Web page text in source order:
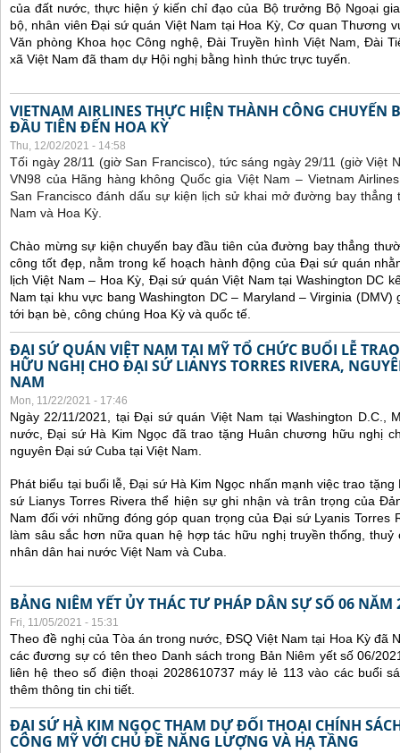
của đất nước, thực hiện ý kiến chỉ đạo của Bộ trưởng Bộ Ngoại
bộ, nhân viên Đại sứ quán Việt Nam tại Hoa Kỳ, Cơ quan Thương
Văn phòng Khoa học Công nghệ, Đài Truyền hình Việt Nam, Đài
xã Việt Nam đã tham dự Hội nghị bằng hình thức trực tuyến.
VIETNAM AIRLINES THỰC HIỆN THÀNH CÔNG CHUYẾN
ĐẦU TIÊN ĐẾN HOA KỲ
Thu, 12/02/2021 - 14:58
Tối ngày 28/11 (giờ San Francisco), tức sáng ngày 29/11 (giờ Việt
VN98 của Hãng hàng không Quốc gia Việt Nam – Vietnam
San Francisco đánh dấu sự kiện lịch sử khai mở đường bay
Nam và Hoa Kỳ.
Chào mừng sự kiện chuyến bay đầu tiên của đường bay thẳng
công tốt đẹp, nằm trong kế hoạch hành động của Đại sứ quán
lịch Việt Nam – Hoa Kỳ, Đại sứ quán Việt Nam tại Washington DC
Nam tại khu vực bang Washington DC – Maryland – Virginia
tới bạn bè, công chúng Hoa Kỳ và quốc tế.
ĐẠI SỨ QUÁN VIỆT NAM TẠI MỸ TỔ CHỨC BUỔI LỄ
HỮU NGHỊ CHO ĐẠI SỨ LIANYS TORRES RIVERA,
NAM
Mon, 11/22/2021 - 17:46
Ngày 22/11/2021, tại Đại sứ quán Việt Nam tại Washington D.C.,
nước, Đại sứ Hà Kim Ngọc đã trao tặng Huân chương hữu nghị
nguyên Đại sứ Cuba tại Việt Nam.
Phát biểu tại buổi lễ, Đại sứ Hà Kim Ngọc nhấn mạnh việc trao
sứ Lianys Torres Rivera thể hiện sự ghi nhận và trân trọng của
Nam đối với những đóng góp quan trọng của Đại sứ Lyanis Torres
làm sâu sắc hơn nữa quan hệ hợp tác hữu nghị truyền thống,
nhân dân hai nước Việt Nam và Cuba.
BẢNG NIÊM YẾT ỦY THÁC TƯ PHÁP DÂN SỰ SỐ 06 NĂM
Fri, 11/05/2021 - 15:31
Theo đề nghị của Tòa án trong nước, ĐSQ Việt Nam tại Hoa Kỳ đã
các đương sự có tên theo Danh sách trong Bản Niêm yết số 06/
liên hệ theo số điện thoại 2028610737 máy lẻ 113 vào các buổi
thêm thông tin chi tiết.
ĐẠI SỨ HÀ KIM NGỌC THAM DỰ ĐỐI THOẠI CHÍNH
CÔNG MỸ VỚI CHỦ ĐỀ NĂNG LƯỢNG VÀ HẠ TẦNG